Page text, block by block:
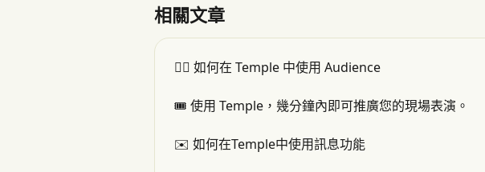
相關文章
👯‍♂️ 如何在 Temple 中使用 Audience
🎟 使用 Temple，幾分鐘內即可推廣您的現場表演。
✉️ 如何在Temple中使用訊息功能